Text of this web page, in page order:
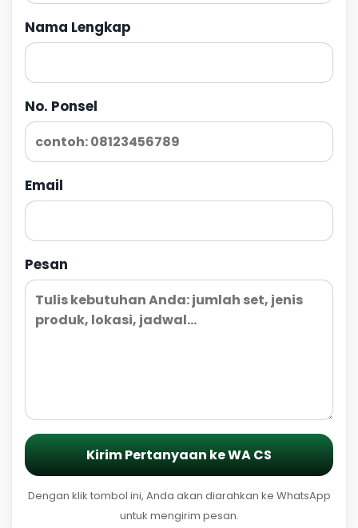
Nama Lengkap
No. Ponsel
Email
Pesan
Kirim Pertanyaan ke WA CS
Dengan klik tombol ini, Anda akan diarahkan ke WhatsApp
untuk mengirim pesan.